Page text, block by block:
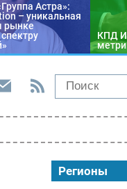
Астра»:
– уникальная
рынке
КПД
РАЗДЕЛЫ
Регионы